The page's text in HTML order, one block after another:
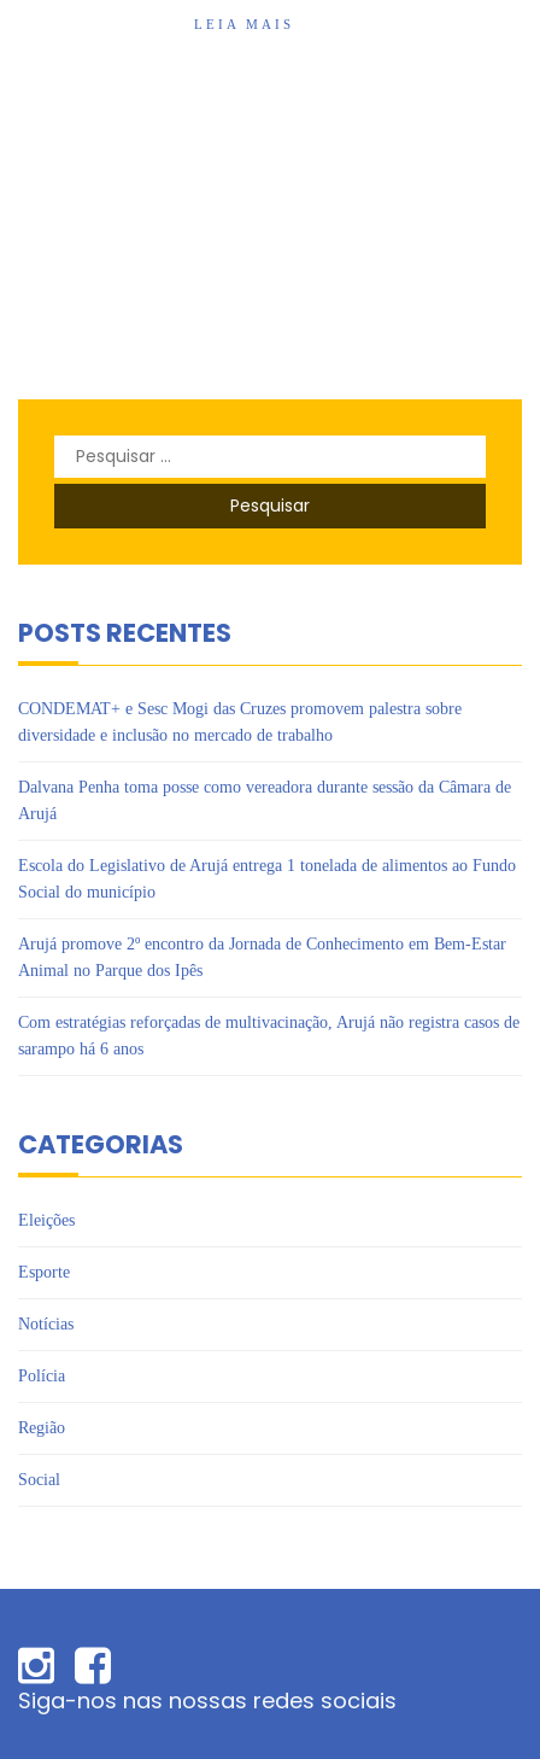
LEIA MAIS
Pesquisar
por:
POSTS RECENTES
CONDEMAT+ e Sesc Mogi das Cruzes promovem palestra sobre
diversidade e inclusão no mercado de trabalho
Dalvana Penha toma posse como vereadora durante sessão da Câmara de
Arujá
Escola do Legislativo de Arujá entrega 1 tonelada de alimentos ao Fundo
Social do município
Arujá promove 2º encontro da Jornada de Conhecimento em Bem-Estar
Animal no Parque dos Ipês
Com estratégias reforçadas de multivacinação, Arujá não registra casos de
sarampo há 6 anos
CATEGORIAS
Eleições
Esporte
Notícias
Polícia
Região
Social
Siga-nos nas nossas redes sociais